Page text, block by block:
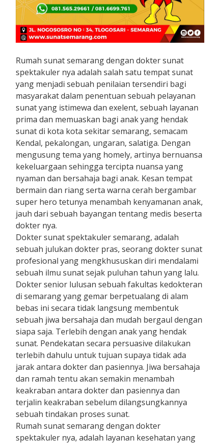
Rumah sunat semarang dengan dokter sunat
spektakuler nya adalah salah satu tempat sunat
yang menjadi sebuah penilaian tersendiri bagi
masyarakat dalam penentuan sebuah pelayanan
sunat yang istimewa dan exelent, sebuah layanan
prima dan memuaskan bagi anak yang hendak
sunat di kota kota sekitar semarang, semacam
Kendal, pekalongan, ungaran, salatiga. Dengan
mengusung tema yang homely, artinya bernuansa
kekeluargaan sehingga tercipta nuansa yang
nyaman dan bersahaja bagi anak. Kesan tempat
bermain dan riang serta warna cerah bergambar
super hero tetunya menambah kenyamanan anak,
jauh dari sebuah bayangan tentang medis beserta
dokter nya.
Dokter sunat spektakuler semarang, adalah
sebuah julukan dokter pras, seorang dokter sunat
profesional yang mengkhususkan diri mendalami
sebuah ilmu sunat sejak puluhan tahun yang lalu.
Dokter senior lulusan sebuah fakultas kedokteran
di semarang yang gemar berpetualang di alam
bebas ini secara tidak langsung membentuk
sebuah jiwa bersahaja dan mudah bergaul dengan
siapa saja. Terlebih dengan anak yang hendak
sunat. Pendekatan secara persuasive dilakukan
terlebih dahulu untuk tujuan supaya tidak ada
jarak antara dokter dan pasiennya. Jiwa bersahaja
dan ramah tentu akan semakin menambah
keakraban antara dokter dan pasiennya dan
terjalin keakraban sebelum dilangsungkannya
sebuah tindakan proses sunat.
Rumah sunat semarang dengan dokter
spektakuler nya, adalah layanan kesehatan yang